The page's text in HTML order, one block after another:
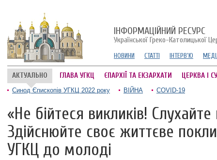
ІНФОРМАЦІЙНИЙ РЕСУРС
Української Греко-Католицької
НОВИНИ СТАТТІ ІНТЕРВ'Ю
АКТУАЛЬНО ГЛАВА УГКЦ ЄПАРХІЇ ТА ЕКЗАРХАТИ ЦЕРКВА І
Синод Єпископів УГКЦ 2022 року ВІЙНА COVID-19
«Не бійтеся викликів!
Здійснюйте своє життєве
УГКЦ до молоді